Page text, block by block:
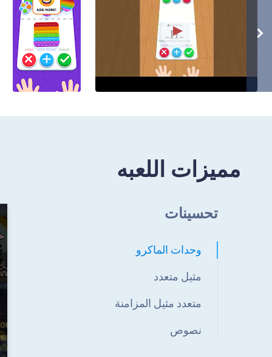
مميزات اللعبه
تحسينات
وحدات الماكرو
مثيل متعدد
متعدد مثيل المزامنة
نصوص